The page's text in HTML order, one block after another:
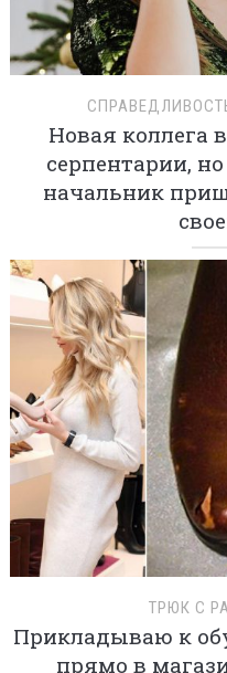
Новая коллега
серпентарии,
начальник
ТРЮК С
Прикладываю к
прямо в